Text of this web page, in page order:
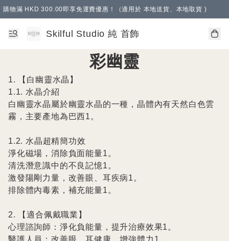
購物滿 HKD 300.00即享免運費優惠！（適用於 本地送貨、本地取貨 )
Skilful Studio 純 首飾
彩幽靈
1. 【白幽靈水晶】
1.1. 水晶介紹
白幽靈水晶屬於幽靈水晶的一種，晶體內有天然白色雲
霧，主要產地為巴西1。
1.2. 水晶超精簡功效
淨化磁場，消除負面能量1。
清洗潛意識中的不良記憶1。
激發陽剛力量，改善眼、耳疾病1。
排除體內毒素，補充能量1。
2. 【適合佩戴職業】
心理諮詢師：淨化負能量，提升治療效果1。
醫護人員：改善眼、耳健康，增強體力1。